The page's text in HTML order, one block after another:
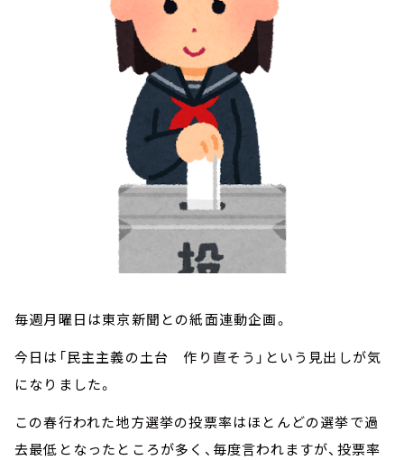
お知らせ
イベント・グッズ
YouTube
毎週月曜日は東京新聞との紙面連動企画。
今日は「民主主義の土台 作り直そう」という見出しが気
になりました。
この春行われた地方選挙の投票率はほとんどの選挙で過
去最低となったところが多く、毎度言われますが、投票率